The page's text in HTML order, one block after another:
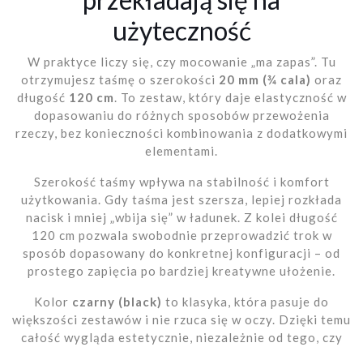
użyteczność
W praktyce liczy się, czy mocowanie „ma zapas”. Tu
otrzymujesz taśmę o szerokości 20 mm (¾ cala) oraz
długość 120 cm. To zestaw, który daje elastyczność w
dopasowaniu do różnych sposobów przewożenia
rzeczy, bez konieczności kombinowania z dodatkowymi
elementami.
Szerokość taśmy wpływa na stabilność i komfort
użytkowania. Gdy taśma jest szersza, lepiej rozkłada
nacisk i mniej „wbija się” w ładunek. Z kolei długość
120 cm pozwala swobodnie przeprowadzić trok w
sposób dopasowany do konkretnej konfiguracji – od
prostego zapięcia po bardziej kreatywne ułożenie.
Kolor czarny (black) to klasyka, która pasuje do
większości zestawów i nie rzuca się w oczy. Dzięki temu
całość wygląda estetycznie, niezależnie od tego, czy